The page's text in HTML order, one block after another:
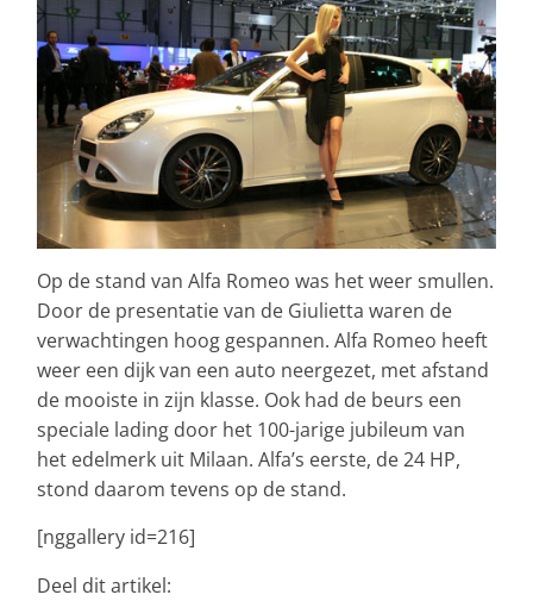
Op de stand van Alfa Romeo was het weer smullen.
Door de presentatie van de Giulietta waren de
verwachtingen hoog gespannen. Alfa Romeo heeft
weer een dijk van een auto neergezet, met afstand
de mooiste in zijn klasse. Ook had de beurs een
speciale lading door het 100-jarige jubileum van
het edelmerk uit Milaan. Alfa’s eerste, de 24 HP,
stond daarom tevens op de stand.
[nggallery id=216]
Deel dit artikel: